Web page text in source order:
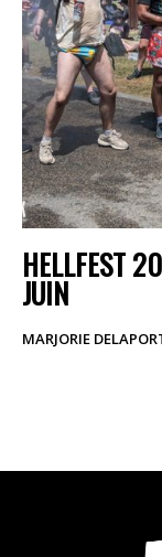
HELLFEST
JUIN
MARJORIE